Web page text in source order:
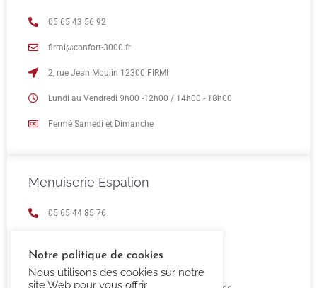
05 65 43 56 92
firmi@confort-3000.fr
2, rue Jean Moulin 12300 FIRMI
Lundi au Vendredi 9h00 -12h00 / 14h00 - 18h00
Fermé Samedi et Dimanche
Menuiserie Espalion
05 65 44 85 76
23 Boulevard de Guizard 12500 Espalion
Notre politique de cookies
Nous utilisons des cookies sur notre
site Web pour vous offrir